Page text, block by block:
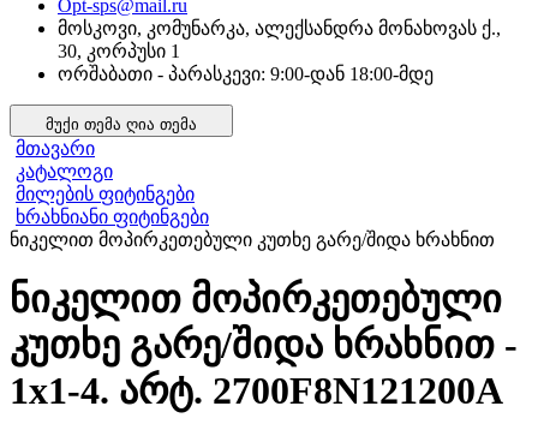
Opt-sps@mail.ru
მოსკოვი, კომუნარკა, ალექსანდრა მონახოვას ქ.,
30, კორპუსი 1
ორშაბათი - პარასკევი: 9:00-დან 18:00-მდე
მუქი თემა ღია თემა
მთავარი
კატალოგი
მილების ფიტინგები
ხრახნიანი ფიტინგები
ნიკელით მოპირკეთებული კუთხე გარე/შიდა ხრახნით
ნიკელით მოპირკეთებული
კუთხე გარე/შიდა ხრახნით -
1x1-4. არტ. 2700F8N121200A